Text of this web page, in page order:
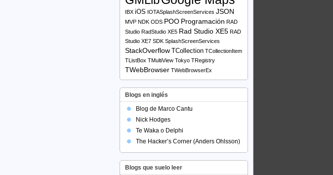
IBX iOS IOTASplashScreenServices JSON
MVP NDK ODS POO Programación RAD
Studio RadStudio XE5 Rad Studio XE5 RAD
Studio XE7 SDK SplashScreenServices
StackOverflow TCollection TCollectionItem
TListBox TMultiView Tokyo TRegistry
TWebBrowser TWebBrowserEx
Blogs en inglés
Blog de Marco Cantu
Nick Hodges
Te Waka o Delphi
The Hacker’s Corner (Anders Ohlsson)
Blogs que suelo leer